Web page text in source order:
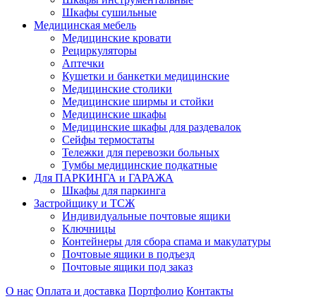
Шкафы сушильные
Медицинская мебель
Медицинские кровати
Рециркуляторы
Аптечки
Кушетки и банкетки медицинские
Медицинские столики
Медицинские ширмы и стойки
Медицинские шкафы
Медицинские шкафы для раздевалок
Сейфы термостаты
Тележки для перевозки больных
Тумбы медицинские подкатные
Для ПАРКИНГА и ГАРАЖА
Шкафы для паркинга
Застройщику и ТСЖ
Индивидуальные почтовые ящики
Ключницы
Контейнеры для сбора спама и макулатуры
Почтовые ящики в подъезд
Почтовые ящики под заказ
О нас Оплата и доставка Портфолио Контакты